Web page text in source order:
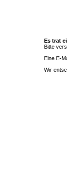
Es trat
Bitte
Eine E-
Wir